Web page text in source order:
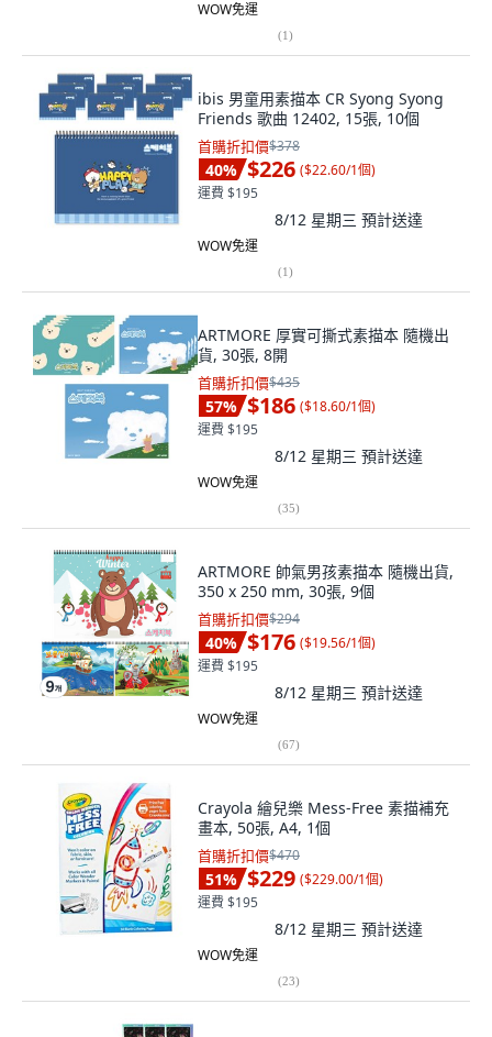
WOW免運
(1)
ibis 男童用素描本 CR Syong Syong
Friends 歌曲 12402, 15張, 10個
首購折扣價$378
40% $226 ($22.60/1個)
運費 $195
8/12 星期三 預計送達
WOW免運
(1)
ARTMORE 厚實可撕式素描本 隨機出
貨, 30張, 8開
首購折扣價$435
57% $186 ($18.60/1個)
運費 $195
8/12 星期三 預計送達
WOW免運
(35)
ARTMORE 帥氣男孩素描本 隨機出貨,
350 x 250 mm, 30張, 9個
首購折扣價$294
40% $176 ($19.56/1個)
運費 $195
8/12 星期三 預計送達
WOW免運
(67)
Crayola 繪兒樂 Mess-Free 素描補充
畫本, 50張, A4, 1個
首購折扣價$470
51% $229 ($229.00/1個)
運費 $195
8/12 星期三 預計送達
WOW免運
(23)